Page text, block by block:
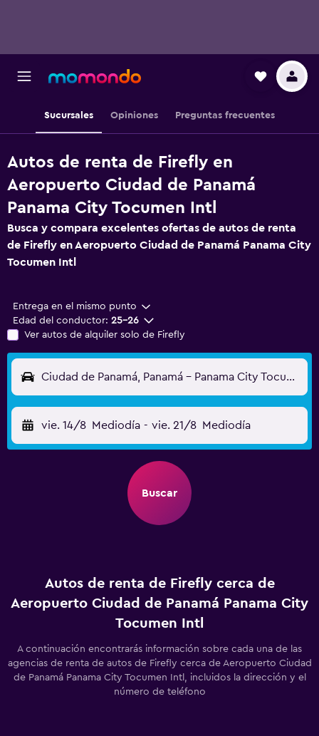
Sucursales Opiniones Preguntas frecuentes
Autos de renta de Firefly en
Aeropuerto Ciudad de Panamá
Panama City Tocumen Intl
Busca y compara excelentes ofertas de autos de renta
de Firefly en Aeropuerto Ciudad de Panamá Panama City
Tocumen Intl
Entrega en el mismo punto
Edad del conductor: 25-26
Ver autos de alquiler solo de Firefly
Ciudad de Panamá, Panamá - Panama City Tocumen Intl (PTY)
vie. 14/8 Mediodía - vie. 21/8 Mediodía
Buscar
Autos de renta de Firefly cerca de
Aeropuerto Ciudad de Panamá Panama City
Tocumen Intl
A continuación encontrarás información sobre cada una de las
agencias de renta de autos de Firefly cerca de Aeropuerto Ciudad
de Panamá Panama City Tocumen Intl, incluidos la dirección y el
número de teléfono